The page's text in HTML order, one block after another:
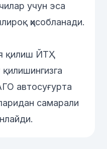
учун эса
ҳисобланади.
қилиш ЙТҲ
қилишингизга
автосуғурта
самарали